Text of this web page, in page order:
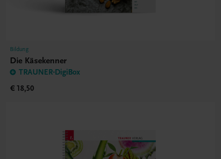
Bildung
Die Käsekenner
TRAUNER-DigiBox
€ 18,50